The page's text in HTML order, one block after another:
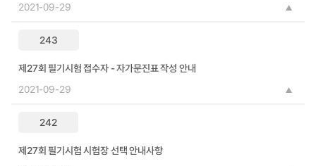
2021-09-29
243
제27회 필기시험 접수자 - 자가문진표 작성 안내
2021-09-29
242
제27회 필기시험 시험장 선택 안내사항